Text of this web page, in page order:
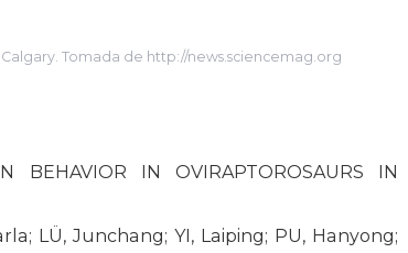
Tomada de http://news.sciencemag.org
BEHAVIOR IN OVIRAPTOROSAURS IN
LÜ, Junchang; YI, Laiping; PU, Hanyong;